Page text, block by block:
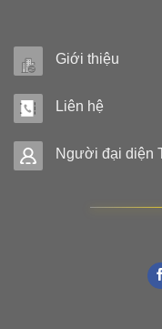
Giới thiệu
Liên hệ
Người đại diện